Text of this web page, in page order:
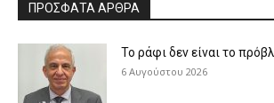
ΠΡΟΣΦΑΤΑ ΑΡΘΡΑ
Το ράφι δεν είναι το
6 Αυγούστου 2026